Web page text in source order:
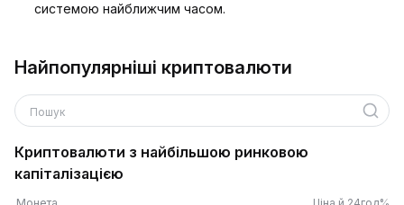
системою найближчим часом.
Найпопулярніші криптовалюти
Пошук
Криптовалюти з найбільшою ринковою
капіталізацією